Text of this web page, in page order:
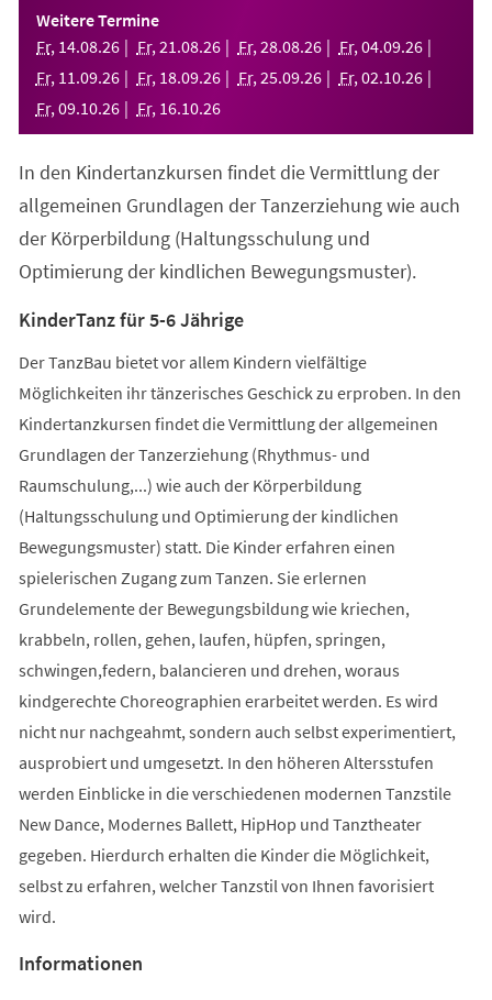
einem
neuen
Tab)
Weitere Termine
Fr, 14.08.26 Fr, 21 .08.26 Fr, 28.08.26 Fr, 04.09.26
Fr, 11 .09.26 Fr, 18.09.26 Fr, 25.09.26 Fr, 02.10.26
Fr, 09.10.26 Fr, 16.10.26
In den Kindertanzkursen findet die Vermittlung der
allgemeinen Grundlagen der Tanzerziehung wie auch
der Körperbildung (Haltungsschulung und
Optimierung der kindlichen Bewegungsmuster).
KinderTanz für 5-6 Jährige
Der TanzBau bietet vor allem Kindern vielfältige
Möglichkeiten ihr tänzerisches Geschick zu erproben. In den
Kindertanzkursen findet die Vermittlung der allgemeinen
Grundlagen der Tanzerziehung (Rhythmus- und
Raumschulung,...) wie auch der Körperbildung
(Haltungsschulung und Optimierung der kindlichen
Bewegungsmuster) statt. Die Kinder erfahren einen
spielerischen Zugang zum Tanzen. Sie erlernen
Grundelemente der Bewegungsbildung wie kriechen,
krabbeln, rollen, gehen, laufen, hüpfen, springen,
schwingen,federn, balancieren und drehen, woraus
kindgerechte Choreographien erarbeitet werden. Es wird
nicht nur nachgeahmt, sondern auch selbst experimentiert,
ausprobiert und umgesetzt. In den höheren Altersstufen
werden Einblicke in die verschiedenen modernen Tanzstile
New Dance, Modernes Ballett, HipHop und Tanztheater
gegeben. Hierdurch erhalten die Kinder die Möglichkeit,
selbst zu erfahren, welcher Tanzstil von Ihnen favorisiert
wird.
Informationen